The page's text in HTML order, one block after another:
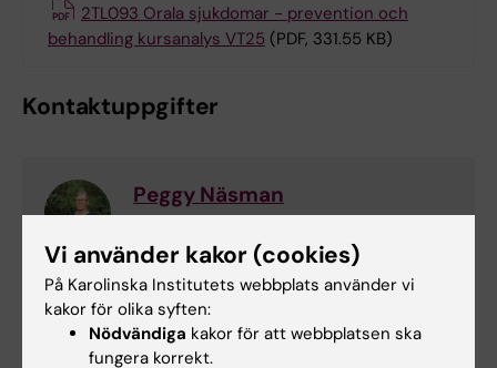
2TL093 Orala sjukdomar - prevention och
behandling kursanalys VT25 (PDF, 331.55 KB)
Kontaktuppgifter
Peggy Näsman
Kursansvarig/examinator
Telefon:
+46852488205
E-post:
peggy.nasman@ki.se
Vi använder kakor (cookies)
På Karolinska Institutets webbplats använder vi
kakor för olika syften:
Nödvändiga kakor för att webbplatsen ska
fungera korrekt.